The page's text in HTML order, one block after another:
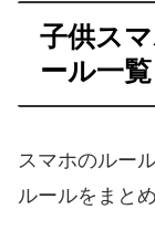
子供ス
ール一覧
スマホのルー
ルールをまと